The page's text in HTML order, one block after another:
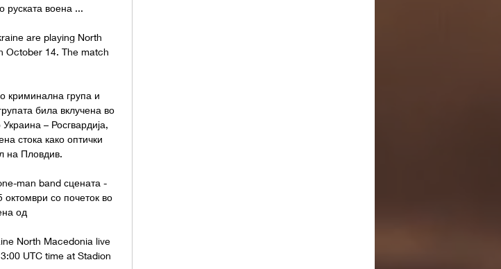
руската воена ...
are playing North
October 14. The match
криминална група и
била вклучена во
– Росгвардија,
стока како оптички
на Пловдив.
man band сцената -
октомври со почеток во
од
North Macedonia live
UTC time at Stadion